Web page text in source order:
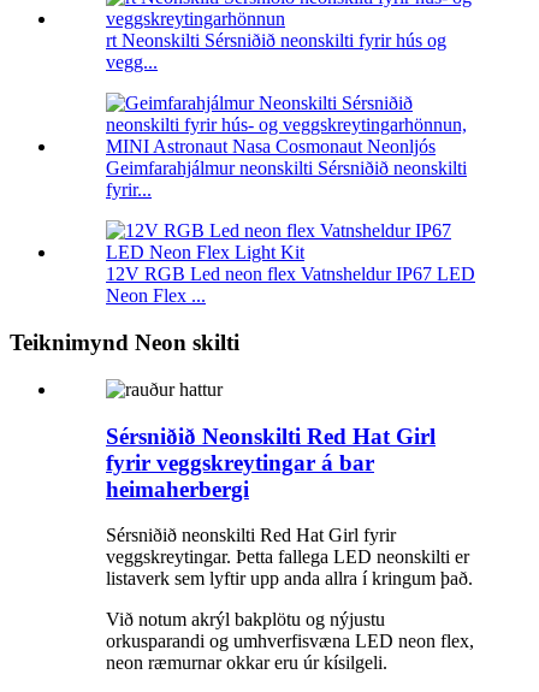
rt Neonskilti Sérsniðið neonskilti fyrir hús og
vegg...
Geimfarahjálmur neonskilti Sérsniðið neonskilti
fyrir...
12V RGB Led neon flex Vatnsheldur IP67 LED
Neon Flex ...
Teiknimynd Neon skilti
Sérsniðið Neonskilti Red Hat Girl
fyrir veggskreytingar á bar
heimaherbergi
Sérsniðið neonskilti Red Hat Girl fyrir
veggskreytingar. Þetta fallega LED neonskilti er
listaverk sem lyftir upp anda allra í kringum það.
Við notum akrýl bakplötu og nýjustu
orkusparandi og umhverfisvæna LED neon flex,
neon ræmurnar okkar eru úr kísilgeli.